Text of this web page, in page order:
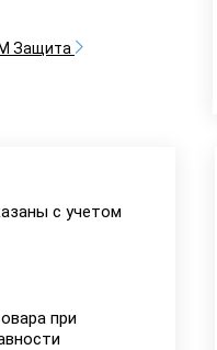
Защита
с учетом
при